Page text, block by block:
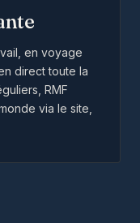
en voyage
direct toute la
RMF
via le site,